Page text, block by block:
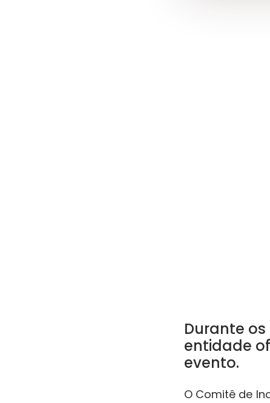
Durante
entidade
evento.
O Comitê de